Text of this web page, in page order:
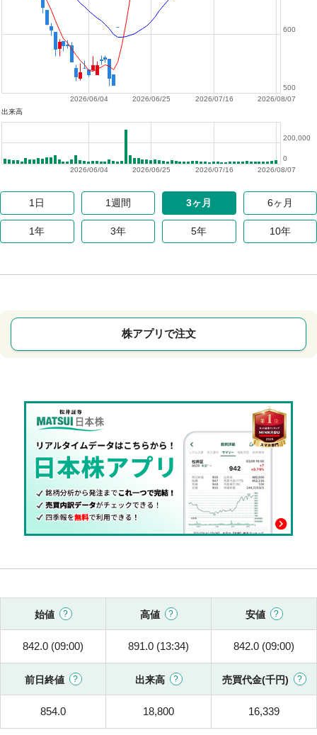
2026/08/07
2026/07/16
2026/06/25
2026/06/04
500
600
出来高
2026/08/07
2026/07/16
2026/06/25
2026/06/04
0
200,000
1日 1週間 3ヶ月 6ヶ月
1年 3年 5年 10年
株アプリで注文
始値 高値 安値
842.0 (09:00) 891.0 (13:34) 842.0 (09:00)
前日終値 出来高 売買代金(千円)
854.0 18,800 16,339